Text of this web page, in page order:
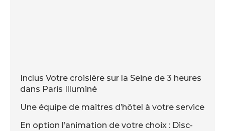
Inclus Votre croisière sur la Seine de 3 heures
dans Paris Illuminé
Une équipe de maitres d’hôtel à votre service
En option l’animation de votre choix : Disc-